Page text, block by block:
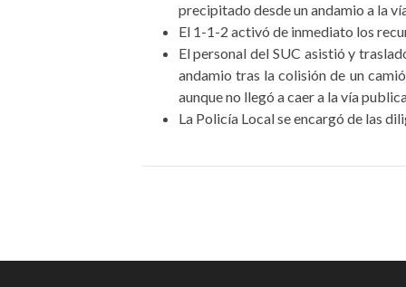
precipitado desde un andamio a la
El 1-1-2 activó de inmediato los
El personal del SUC asistió y
andamio tras la colisión de un
aunque no llegó a caer a la vía
La Policía Local se encargó de las